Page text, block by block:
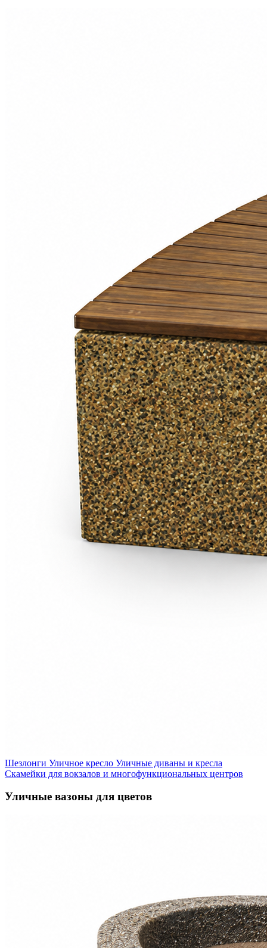
Шезлонги Уличное кресло Уличные диваны и кресла
Скамейки для вокзалов и многофункциональных центров
Уличные вазоны для цветов